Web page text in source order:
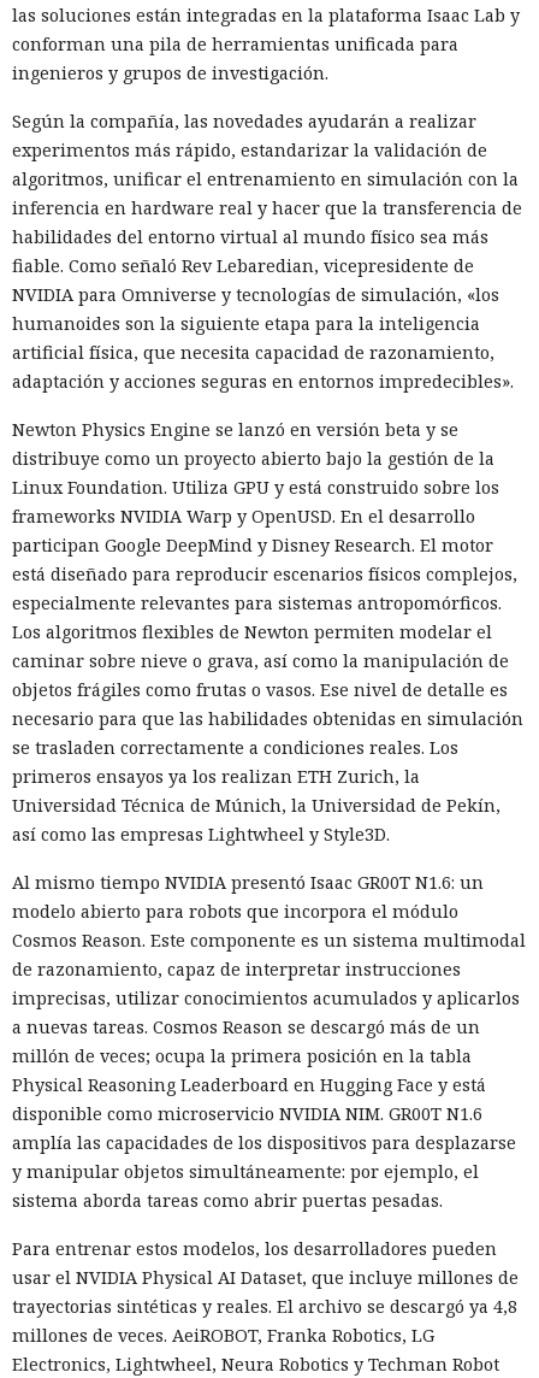
las soluciones están integradas en la plataforma Isaac Lab y
conforman una pila de herramientas unificada para
ingenieros y grupos de investigación.
Según la compañía, las novedades ayudarán a realizar
experimentos más rápido, estandarizar la validación de
algoritmos, unificar el entrenamiento en simulación con la
inferencia en hardware real y hacer que la transferencia de
habilidades del entorno virtual al mundo físico sea más
fiable. Como señaló Rev Lebaredian, vicepresidente de
NVIDIA para Omniverse y tecnologías de simulación, «los
humanoides son la siguiente etapa para la inteligencia
artificial física, que necesita capacidad de razonamiento,
adaptación y acciones seguras en entornos impredecibles».
Newton Physics Engine se lanzó en versión beta y se
distribuye como un proyecto abierto bajo la gestión de la
Linux Foundation. Utiliza GPU y está construido sobre los
frameworks NVIDIA Warp y OpenUSD. En el desarrollo
participan Google DeepMind y Disney Research. El motor
está diseñado para reproducir escenarios físicos complejos,
especialmente relevantes para sistemas antropomórficos.
Los algoritmos flexibles de Newton permiten modelar el
caminar sobre nieve o grava, así como la manipulación de
objetos frágiles como frutas o vasos. Ese nivel de detalle es
necesario para que las habilidades obtenidas en simulación
se trasladen correctamente a condiciones reales. Los
primeros ensayos ya los realizan ETH Zurich, la
Universidad Técnica de Múnich, la Universidad de Pekín,
así como las empresas Lightwheel y Style3D.
Al mismo tiempo NVIDIA presentó Isaac GR00T N1.6: un
modelo abierto para robots que incorpora el módulo
Cosmos Reason. Este componente es un sistema multimodal
de razonamiento, capaz de interpretar instrucciones
imprecisas, utilizar conocimientos acumulados y aplicarlos
a nuevas tareas. Cosmos Reason se descargó más de un
millón de veces; ocupa la primera posición en la tabla
Physical Reasoning Leaderboard en Hugging Face y está
disponible como microservicio NVIDIA NIM. GR00T N1.6
amplía las capacidades de los dispositivos para desplazarse
y manipular objetos simultáneamente: por ejemplo, el
sistema aborda tareas como abrir puertas pesadas.
Para entrenar estos modelos, los desarrolladores pueden
usar el NVIDIA Physical AI Dataset, que incluye millones de
trayectorias sintéticas y reales. El archivo se descargó ya 4,8
millones de veces. AeiROBOT, Franka Robotics, LG
Electronics, Lightwheel, Neura Robotics y Techman Robot